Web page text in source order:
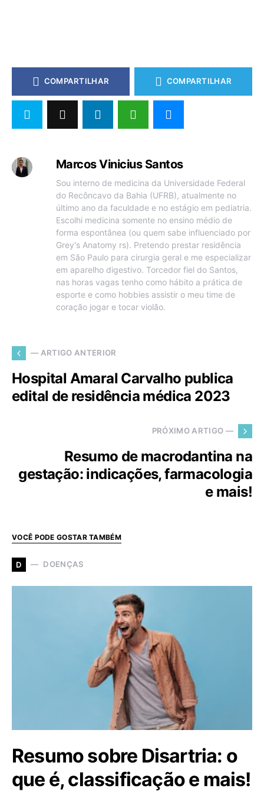
COMPARTILHAR COMPARTILHAR
Marcos Vinicius Santos
Sou interno de medicina da Universidade Federal
do Recôncavo da Bahia (UFRB), atualmente no
último ano da faculdade e no estágio em pediatria.
Escolhi medicina somente no ensino médio de
forma espontânea (ou quem sabe influenciado por
Grey's Anatomy rs). Pretendo prestar residência
em São Paulo para cirurgia geral e me especializar
em aparelho digestivo. Torcedor fiel do Santos,
nas horas vagas tenho como hábito a prática de
esporte e como hobbies assistir o meu time de
coração jogar e tocar violão.
— ARTIGO ANTERIOR
Hospital Amaral Carvalho publica
edital de residência médica 2023
PRÓXIMO ARTIGO —
Resumo de macrodantina na
gestação: indicações, farmacologia
e mais!
VOCÊ PODE GOSTAR TAMBÉM
D DOENÇAS
Resumo sobre Disartria: o
que é, classificação e mais!